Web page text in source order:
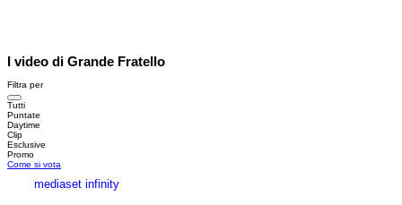
I video di Grande Fratello
Filtra per
Tutti
Puntate
Daytime
Clip
Esclusive
Promo
Come si vota
mediaset infinity